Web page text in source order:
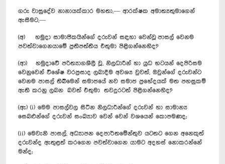
ගරු වාසුදේව නානායක්කාර මහතා,— ආරක්ෂක අමාත්‍යතුමාගෙන්
ඇසීමට,—
(අ) හමුදා සාමාජිකයින්ගේ දරුවන් සඳහා වෙන්වූ පාසල් වෙනම
පවත්වාගෙනයාමේ ප්‍රතිපත්තිය එතුමා පිළිගන්නෙහිද?
(ආ) හමුදාවේ පරිත්‍යාගශීලී වූ, නිලධාරීන් හා යුධ භටයන් දෙපිරිසම
වෙනුවෙන් විශේෂ වරප්‍රසාද ලබාදීම අවශ්‍ය වුවත්, ඔවුන්ගේ දරුවන්ට
වෙනම පාසල් තිබීමෙන් සමාජයේ නව සමාජ ප්‍රභේදයක් මත පහසුකම්
ඇති කරනු ලබන බවත් එතුමා තවදුරටත් පිළිගන්නෙහිද?
(ඇ) (i) මෙම පාසල්වල සිටින නිලධාරීන්ගේ දරුවන් හා සාමාන්‍ය
සෙබළුන්ගේ දරුවන් සංඛ්‍යාව වෙන් වෙන් වශයෙන් කොපමණද;
(ii) මෙවැනි පාසල්, අධ්‍යාපන දෙපාර්තමේන්තුව යටතට ගෙන අනෙකුත්
දරුවන්ද ඇතුළත් කරගෙන පවත්වාගෙන යාමට අදහස් නොකරන්නේ
මන්ද;